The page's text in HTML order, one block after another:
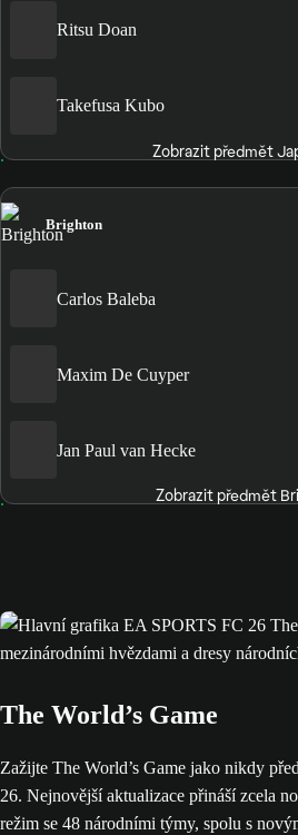
Ritsu Doan
Takefusa Kubo
Zobrazit předmět
Brighton
Carlos Baleba
Maxim De Cuyper
Jan Paul van Hecke
Zobrazit předmět
The World’s Game
Zažijte The World’s Game jako nikdy
26. Nejnovější aktualizace přináší zcela
režim se 48 národními týmy, spolu s